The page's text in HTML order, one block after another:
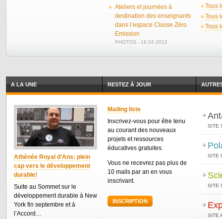
Ateliers et journées à
destination des enseignants
dans l’espace Classe Zéro
Emission
PHOTOS - 18.04.2012
Tous
Tous
Tous
A LA UNE
Athénée Royal d’Ans: plein
cap vers le développement
durable!
Suite au Sommet sur le
développement durable à New
York fin septembre et à
l’Accord…
RESTEZ À JOUR
Mailing liste
Inscrivez-vous pour être tenu
au courant des nouveaux
projets et ressources
éducatives gratuites.
Vous ne recevrez pas plus de
10 mails par an en vous
inscrivant.
INSCRIPTION
SITE
SITE
SITE
SITE